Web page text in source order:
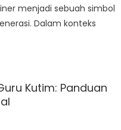
menjadi sebuah simbol
Dalam konteks
Kutim: Panduan